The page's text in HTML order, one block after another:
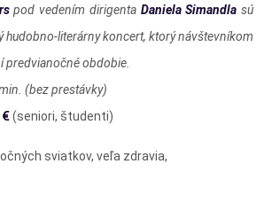
pod vedením dirigenta Daniela Simandla sú
hudobno-literárny koncert, ktorý návštevníkom
predvianočné obdobie.
min. (bez prestávky)
€(seniori, študenti)
sviatkov, veľa zdravia,